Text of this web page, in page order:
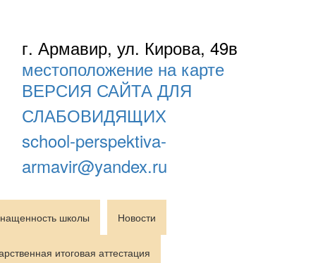
г. Армавир, ул. Кирова, 49в
местоположение на карте
ВЕРСИЯ САЙТА ДЛЯ
СЛАБОВИДЯЩИХ
school-perspektiva-
armavir@yandex.ru
школы Новости
итоговая аттестация